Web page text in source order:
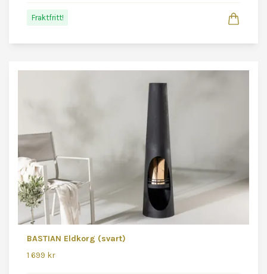
Fraktfritt!
BASTIAN Eldkorg (svart)
1 699 kr